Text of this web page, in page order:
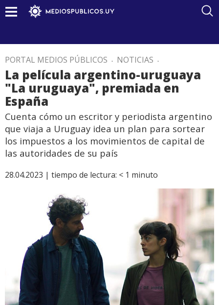
PORTAL MEDIOS PÚBLICOS . NOTICIAS .
La película argentino-uruguaya
"La uruguaya", premiada en
España
Cuenta cómo un escritor y periodista argentino
que viaja a Uruguay idea un plan para sortear
los impuestos a los movimientos de capital de
las autoridades de su país
28.04.2023 | tiempo de lectura: < 1 minuto